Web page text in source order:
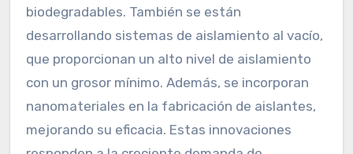
biodegradables. También se están
desarrollando sistemas de aislamiento al vacío,
que proporcionan un alto nivel de aislamiento
con un grosor mínimo. Además, se incorporan
nanomateriales en la fabricación de aislantes,
mejorando su eficacia. Estas innovaciones